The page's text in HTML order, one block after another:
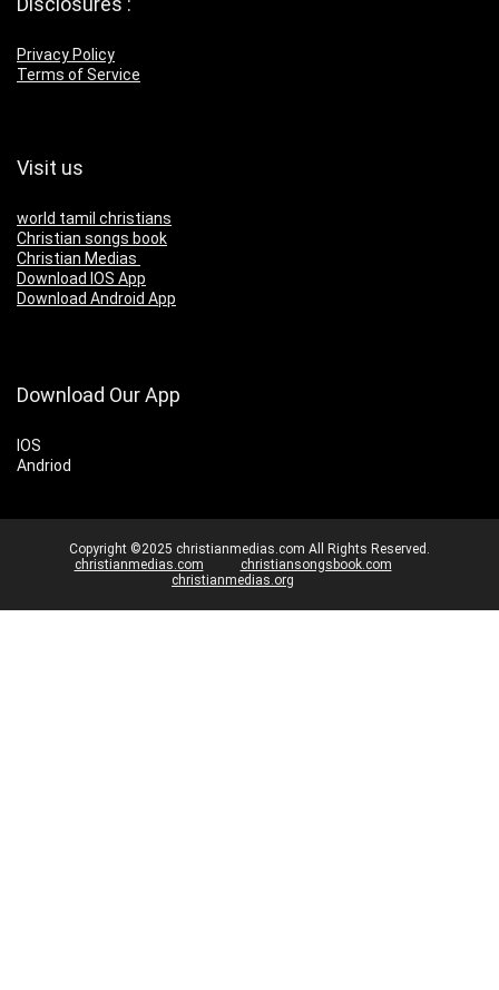
Privacy Policy
Terms of Service
Visit us
world tamil christians
Christian songs book
Christian Medias
Download IOS App
Download Android App
Download Our App
IOS
Andriod
Copyright ©2025 christianmedias.com All Rights Reserved.
christianmedias.com
christiansongsbook.com
christianmedias.org